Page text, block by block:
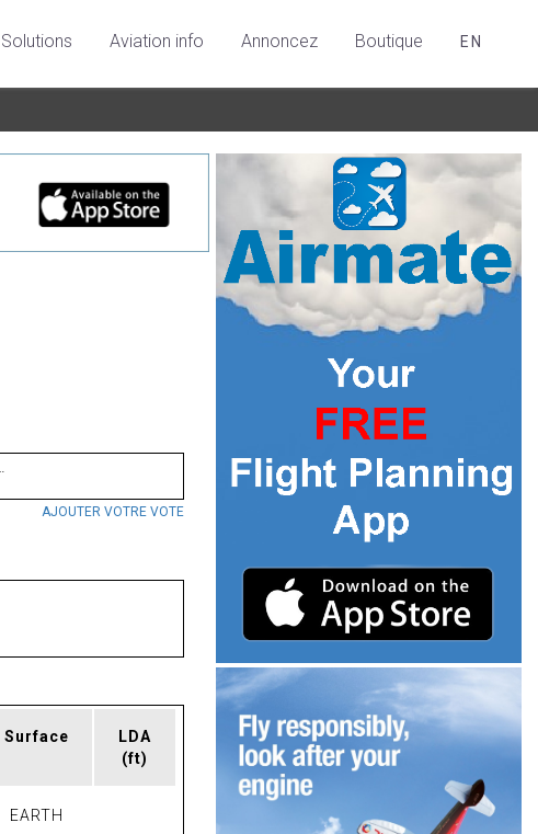
Solutions Aviation info Annoncez Boutique EN
AJOUTER VOTRE VOTE
Surface
LDA
(ft)
EARTH